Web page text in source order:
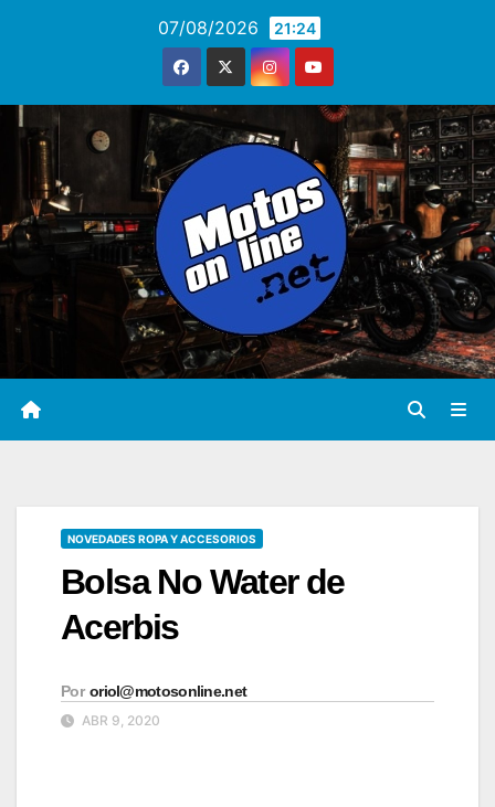
07/08/2026 21:24
NOVEDADES ROPA Y ACCESORIOS
Bolsa No Water de
Acerbis
Por oriol@motosonline.net
ABR 9, 2020